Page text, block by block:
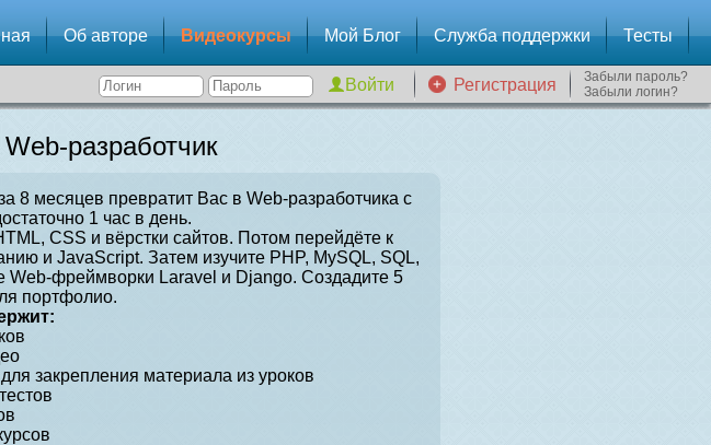
Об авторе Видеокурсы Мой Блог Служба поддержки Тесты
Регистрация
Забыли пароль?
Забыли логин?
разработчик
8 месяцев превратит Вас в Web-разработчика с
1 час в день.
CSS и вёрстки сайтов. Потом перейдёте к
и JavaScript. Затем изучите PHP, MySQL, SQL,
Web-фреймворки Laravel и Django. Создадите 5
портфолио.
закрепления материала из уроков